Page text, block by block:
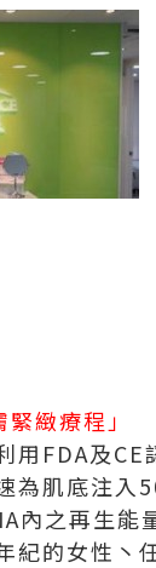
緻療程」
用FDA及
為肌底注入
內之再生能
紀的女性丶